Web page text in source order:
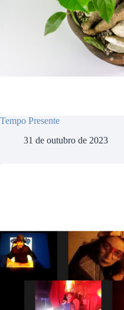
Tempo Presente
31 de outubro de 2023